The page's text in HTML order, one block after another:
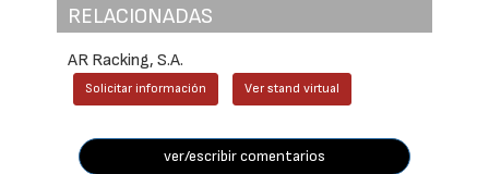
RELACIONADAS
AR Racking, S.A.
Solicitar información Ver stand virtual
ver/escribir comentarios